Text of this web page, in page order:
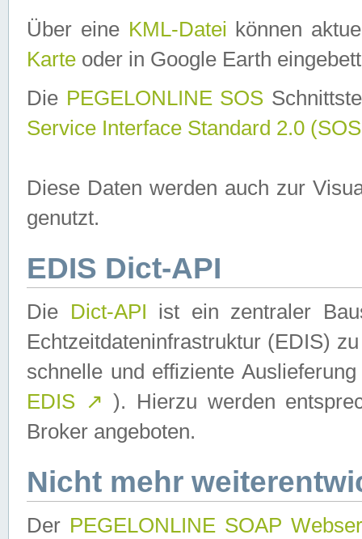
Über eine KML-Datei können
Karte oder in Google Earth
Die PEGELONLINE SOS
Service Interface Standard 2.0
Diese Daten werden auch zur
genutzt.
EDIS Dict-API
Die Dict-API ist ein zentraler
Echtzeitdateninfrastruktur (EDIS)
schnelle und effiziente
EDIS ↗ ). Hierzu werden
Broker angeboten.
Nicht mehr
Der PEGELONLINE SOAP